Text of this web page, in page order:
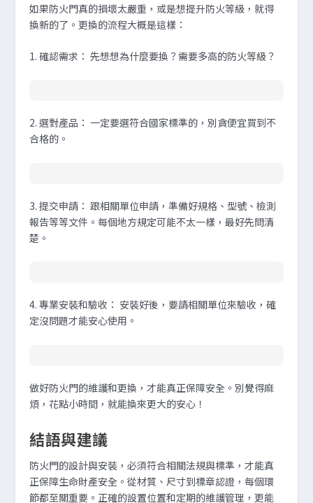
如果防火門真的損壞太嚴重，或是想提升防火等級，就得
換新的了。更換的流程大概是這樣：
1.確認需求 ： 先想想為什麼要換？需要多高的防火等級？
2.選對產品 ： 一定要選符合國家標準的，別貪便宜買到不
合格的。
3.提交申請 ： 跟相關單位申請，準備好規格、型號、檢測
報告等等文件。每個地方規定可能不太一樣，最好先問清
楚。
4.專業安裝和驗收 ： 安裝好後，要請相關單位來驗收，確
定沒問題才能安心使用。
做好防火門的維護和更換，才能真正保障安全。別覺得麻
煩，花點小時間，就能換來更大的安心！
結語與建議
防火門的設計與安裝，必須符合相關法規與標準，才能真
正保障生命財產安全。從材質、尺寸到標章認證，每個環
節都至關重要。正確的設置位置和定期的維護管理，更能